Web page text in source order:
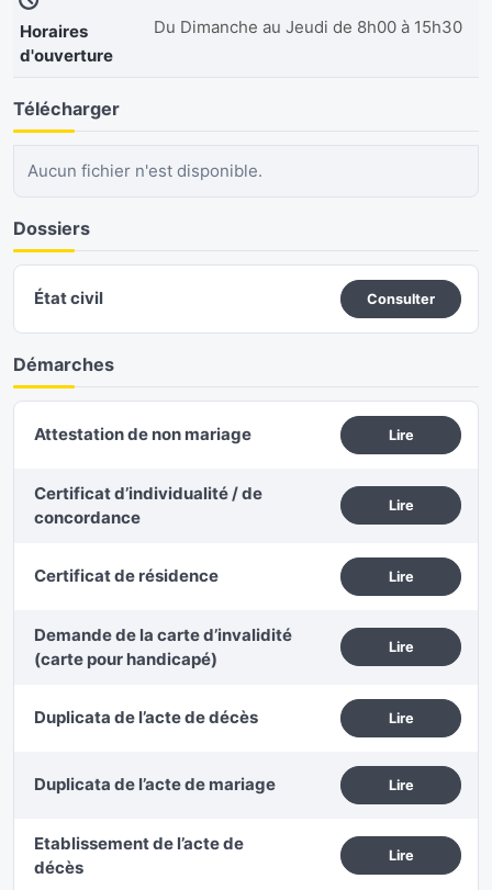
Horaires
d'ouverture
Du Dimanche au Jeudi de 8h00 à 15h30
Télécharger
Aucun fichier n'est disponible.
Dossiers
État civil Consulter
Démarches
Attestation de non mariage Lire
Certificat d’individualité / de
concordance
Lire
Certificat de résidence Lire
Demande de la carte d’invalidité
(carte pour handicapé)
Lire
Duplicata de l’acte de décès Lire
Duplicata de l’acte de mariage Lire
Etablissement de l’acte de
décès
Lire